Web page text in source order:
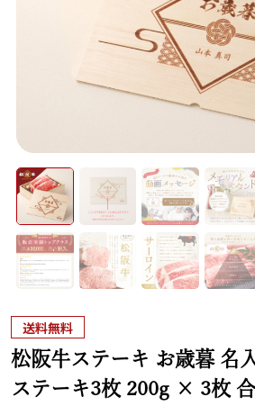
送料無料
松阪牛ステーキ お歳暮 名
ステーキ3枚 200g × 3枚